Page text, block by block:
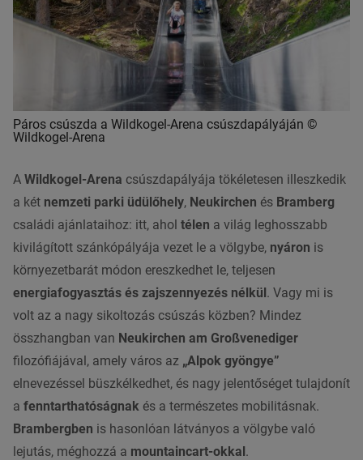
Páros csúszda a Wildkogel-Arena csúszdapályáján ©
Wildkogel-Arena
A Wildkogel-Arena csúszdapályája tökéletesen illeszkedik
a két nemzeti parki üdülőhely, Neukirchen és Bramberg
családi ajánlataihoz: itt, ahol télen a világ leghosszabb
kivilágított szánkópályája vezet le a völgybe, nyáron is
környezetbarát módon ereszkedhet le, teljesen
energiafogyasztás és zajszennyezés nélkül. Vagy mi is
volt az a nagy sikoltozás csúszás közben? Mindez
összhangban van Neukirchen am Großvenediger
filozófiájával, amely város az „Alpok gyöngye”
elnevezéssel büszkélkedhet, és nagy jelentőséget tulajdonít
a fenntarthatóságnak és a természetes mobilitásnak.
Brambergben is hasonlóan látványos a völgybe való
lejutás, méghozzá a mountaincart-okkal.